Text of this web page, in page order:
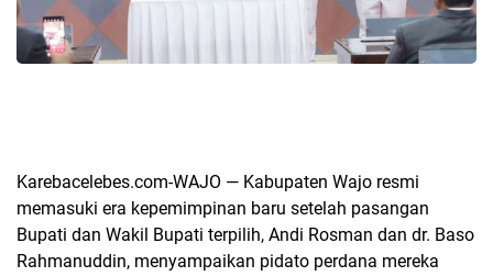
Karebacelebes.com-WAJO — Kabupaten Wajo resmi
memasuki era kepemimpinan baru setelah pasangan
Bupati dan Wakil Bupati terpilih, Andi Rosman dan dr. Baso
Rahmanuddin, menyampaikan pidato perdana mereka